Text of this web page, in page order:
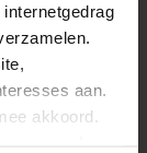
aan.
akkoord.